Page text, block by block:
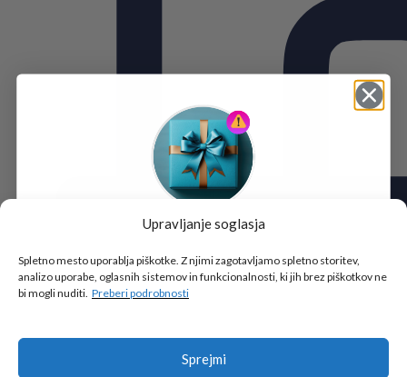
Upravljanje soglasja
Spletno mesto uporablja piškotke. Z njimi zagotavljamo spletno storitev,
analizo uporabe, oglasnih sistemov in funkcionalnosti, ki jih brez piškotkov ne
bi mogli nuditi. Preberi podrobnosti
Sprejmi
Tukaj je!
🎁 DARILO
Vpiši podatke za prejem darila